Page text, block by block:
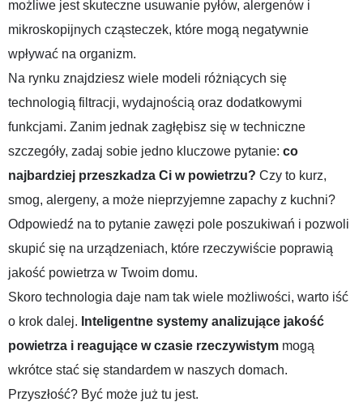
możliwe jest skuteczne usuwanie pyłów, alergenów i
mikroskopijnych cząsteczek, które mogą negatywnie
wpływać na organizm.
Na rynku znajdziesz wiele modeli różniących się
technologią filtracji, wydajnością oraz dodatkowymi
funkcjami. Zanim jednak zagłębisz się w techniczne
szczegóły, zadaj sobie jedno kluczowe pytanie: co
najbardziej przeszkadza Ci w powietrzu? Czy to kurz,
smog, alergeny, a może nieprzyjemne zapachy z kuchni?
Odpowiedź na to pytanie zawęzi pole poszukiwań i pozwoli
skupić się na urządzeniach, które rzeczywiście poprawią
jakość powietrza w Twoim domu.
Skoro technologia daje nam tak wiele możliwości, warto iść
o krok dalej. Inteligentne systemy analizujące jakość
powietrza i reagujące w czasie rzeczywistym mogą
wkrótce stać się standardem w naszych domach.
Przyszłość? Być może już tu jest.